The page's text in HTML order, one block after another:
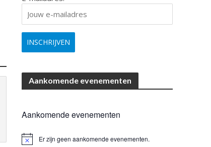
Aankomende evenementen
Aankomende evenementen
B
Er zijn geen aankomende evenementen.